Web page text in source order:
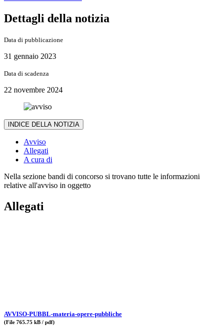
Dettagli della notizia
Data di pubblicazione
31 gennaio 2023
Data di scadenza
22 novembre 2024
INDICE DELLA NOTIZIA
Avviso
Allegati
A cura di
Nella sezione bandi di concorso si trovano tutte le informazioni
relative all'avviso in oggetto
Allegati
AVVISO-PUBBL-materia-opere-pubbliche
(File 765.75 kB / pdf)